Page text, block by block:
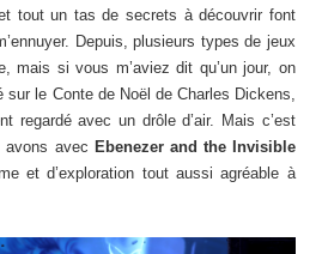
tout un tas de secrets à découvrir font
Depuis, plusieurs types de jeux
mais si vous m’aviez dit qu’un jour, on
sur le Conte de Noël de Charles Dickens,
regardé avec un drôle d’air. Mais c’est
avons avec Ebenezer and the Invisible
et d’exploration tout aussi agréable à